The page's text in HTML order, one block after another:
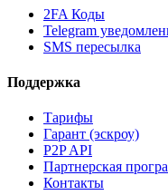
2FA Коды
Telegram
SMS пересылка
Поддержка
Тарифы
Гарант (эскроу)
P2P API
Партнерская
Контакты